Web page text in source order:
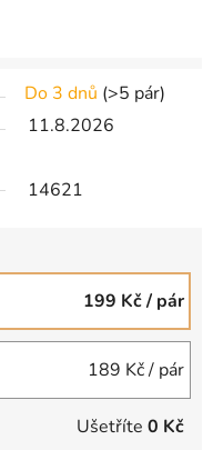
Do 3 dnů (>5 pár)
11.8.2026
14621
199 Kč/ pár
189 Kč/ pár
Ušetříte 0 Kč